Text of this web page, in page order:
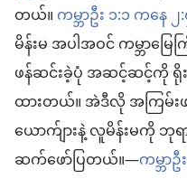
တယ်။ကမ္ဘာဦး ၁:၁ ကနေ ၂
မိန်းမ အပါအဝင် ကမ္ဘာမ
ဖန်ဆင်းခဲ့ပုံ အဆင့်ဆင့်ကို ရိုးရို
ထားတယ်။ အဲဒီလို အကြမ်းဖျ
ယောက်ျားနဲ့ လူမိန်းမကို ဘု
ဆက်ဖော်ပြတယ်။—ကမ္ဘာ